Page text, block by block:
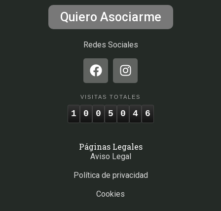
Quiero Asociarme
Redes Sociales
VISITAS TOTALES
1 0 0 5 0 4 6
Páginas Legales
Aviso Legal
Política de privacidad
Cookies